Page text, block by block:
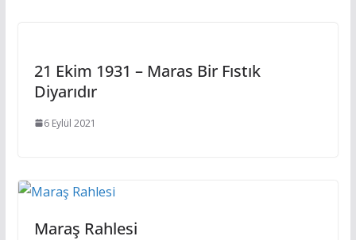
21 Ekim 1931 – Maras Bir Fıstık
Diyarıdır
6 Eylül 2021
Maraş Rahlesi